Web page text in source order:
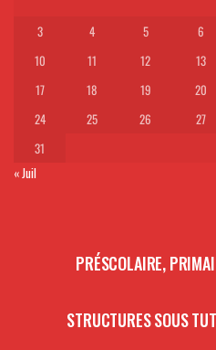
3
4 5 6
10
11 12 13
17
18 19 20
24
25 26 27
31
« Juil
PRÉSCOLAIRE,
STRUCTURES SOUS